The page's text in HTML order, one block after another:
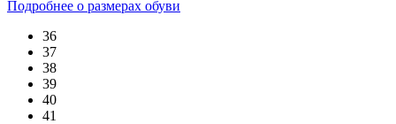
Подробнее о размерах обуви
36
37
38
39
40
41